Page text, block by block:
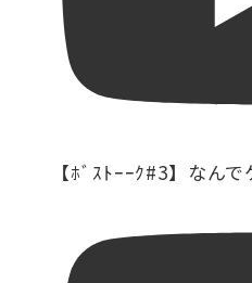
【ﾎﾞｽﾄｰｰｸ#3】なん